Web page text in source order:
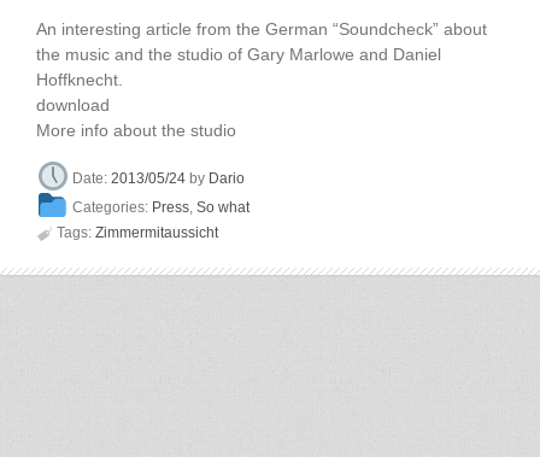
An interesting article from the German “Soundcheck” about
the music and the studio of Gary Marlowe and Daniel
Hoffknecht.
download
More info about the studio
Date:2013/05/24 by Dario
Categories: Press,So what
 Tags: Zimmermitaussicht